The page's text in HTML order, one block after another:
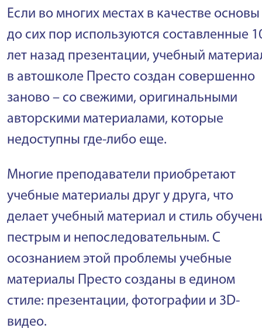
Если во многих местах в качестве основы
до сих пор используются составленные
лет назад презентации, учебный
в автошколе Престо создан совершенно
заново – со свежими, оригинальными
авторскими материалами, которые
недоступны где-либо еще.
Многие преподаватели приобретают
учебные материалы друг у друга, что
делает учебный материал и стиль
пестрым и непоследовательным. С
осознанием этой проблемы учебные
материалы Престо созданы в едином
стиле: презентации, фотографии и 3D-
видео.